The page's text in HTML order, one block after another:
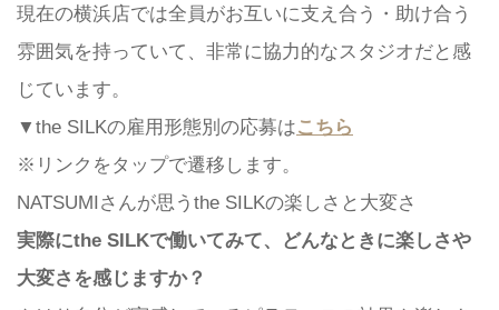
現在の横浜店では全員がお互いに支え合う・助け合う
雰囲気を持っていて、非常に協力的なスタジオだと感
じています。
▼the SILKの雇用形態別の応募はこちら
※リンクをタップで遷移します。
NATSUMIさんが思うthe SILKの楽しさと大変さ
実際にthe SILKで働いてみて、どんなときに楽しさや
大変さを感じますか？